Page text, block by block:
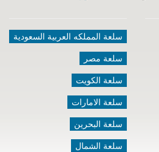
سلعة المملكه العربية السعودية
سلعة مصر
سلعة الكويت
سلعة الامارات
سلعة البحرين
سلعة الشمال